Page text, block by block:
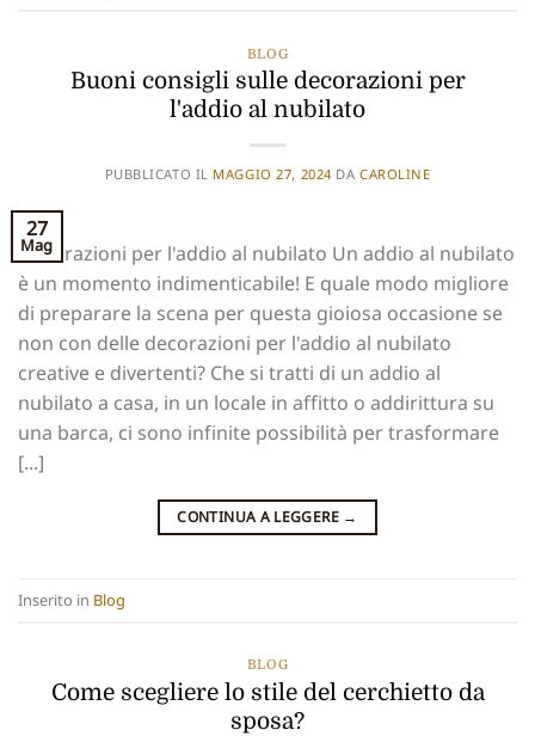
BLOG
Buoni consigli sulle decorazioni per
l'addio al nubilato
PUBBLICATO IL MAGGIO 27, 2024 DA CAROLINE
27
Mag
Decorazioni per l'addio al nubilato Un addio al nubilato
è un momento indimenticabile! E quale modo migliore
di preparare la scena per questa gioiosa occasione se
non con delle decorazioni per l'addio al nubilato
creative e divertenti? Che si tratti di un addio al
nubilato a casa, in un locale in affitto o addirittura su
una barca, ci sono infinite possibilità per trasformare
[...]
CONTINUA A LEGGERE →
Inserito in Blog
BLOG
Come scegliere lo stile del cerchietto da
sposa?